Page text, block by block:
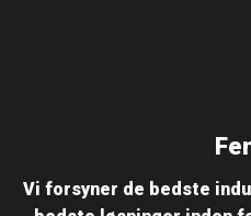
Vi forsyner de bedste